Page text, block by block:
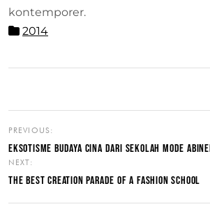
kontemporer.
2014
PREVIOUS:
EKSOTISME BUDAYA CINA DARI SEKOLAH MODE
NEXT:
THE BEST CREATION PARADE OF A FASHION SCHOOL